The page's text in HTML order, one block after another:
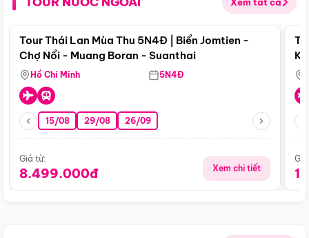
Điểm nổi bật
Tour Thái Lan Mùa Thu 5N4Đ | Biển Jomtien -
Chợ Nổi - Muang Boran - Suanthai
Hồ Chí Minh 5N4Đ
15/08 29/08 26/09
Giá từ:
8.499.000đ Xem chi tiết